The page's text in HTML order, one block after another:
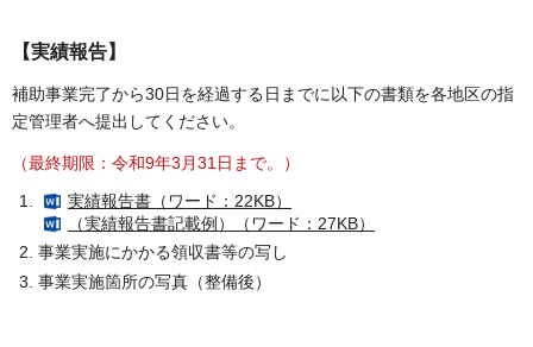
【実績報告】
補助事業完了から30日を経過する日までに以下の書類を各地区の指
定管理者へ提出してください。
（最終期限：令和9年3月31日まで。）
実績報告書（ワード：22KB）
（実績報告書記載例）（ワード：27KB）
事業実施にかかる領収書等の写し
事業実施箇所の写真（整備後）